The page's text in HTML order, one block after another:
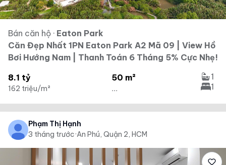
Bán căn hộ · Eaton Park
Căn Đẹp Nhất 1PN Eaton Park A2 Mã 09 | View Hồ
Bơi Hướng Nam | Thanh Toán 6 Tháng 5% Cực Nhẹ!
8.1 tỷ
162 triệu/m²
50 m²
...
1
1
Phạm Thị Hạnh
3 tháng trước·An Phú, Quận 2, HCM